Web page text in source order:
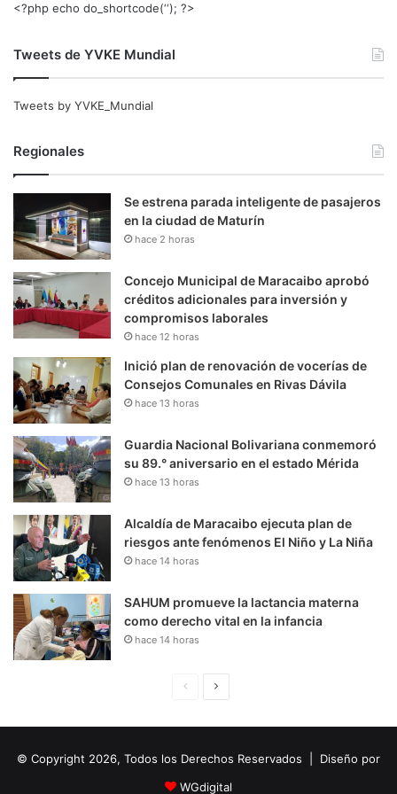
<?php echo do_shortcode(‘‘); ?>
Tweets de YVKE Mundial
Tweets by YVKE_Mundial
Regionales
Se estrena parada inteligente de pasajeros
en la ciudad de Maturín
hace 2 horas
Concejo Municipal de Maracaibo aprobó
créditos adicionales para inversión y
compromisos laborales
hace 12 horas
Inició plan de renovación de vocerías de
Consejos Comunales en Rivas Dávila
hace 13 horas
Guardia Nacional Bolivariana conmemoró
su 89.° aniversario en el estado Mérida
hace 13 horas
Alcaldía de Maracaibo ejecuta plan de
riesgos ante fenómenos El Niño y La Niña
hace 14 horas
SAHUM promueve la lactancia materna
como derecho vital en la infancia
hace 14 horas
i
n
u
i
© Copyright 2026, Todos los Derechos Reservados | Diseño por
WGdigital